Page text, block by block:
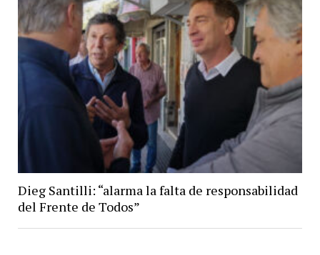
Dieg Santilli: “alarma la falta de responsabilidad
del Frente de Todos”